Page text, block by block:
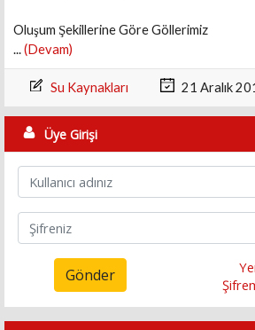
Oluşum Şekillerine Göre Göllerimiz
...(Devam)
Su Kaynakları 21 Aralık
Üye Girişi
Gönder